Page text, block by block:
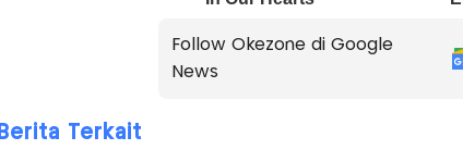
Follow Okezone di Google
News
Berita Terkait